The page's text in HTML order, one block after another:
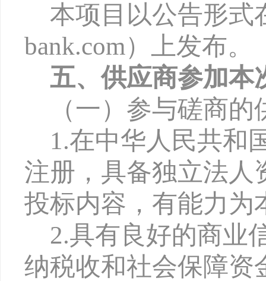
本项目以公告形式
bank.com）上发布。
五、供应商参加本
（一）参与磋商
1.在中华人民共和
注册，具备独立法人
投标内容，有能力为
2.具有良好的商业
纳税收和社会保障资